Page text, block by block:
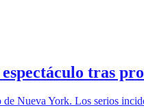
tras
Nueva York. Los serios